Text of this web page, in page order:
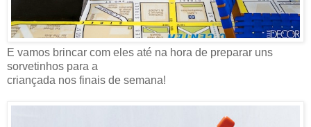
E vamos brincar com eles até na hora de preparar uns
sorvetinhos para a
criançada nos finais de semana!